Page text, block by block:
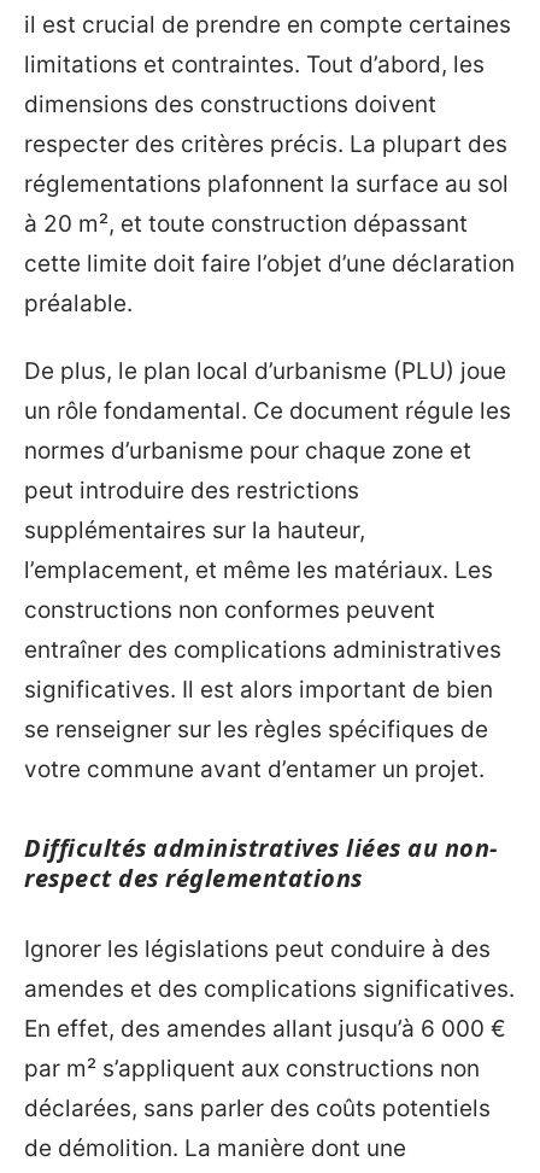
il est crucial de prendre en compte certaines
limitations et contraintes. Tout d’abord, les
dimensions des constructions doivent
respecter des critères précis. La plupart des
réglementations plafonnent la surface au sol
à 20 m², et toute construction dépassant
cette limite doit faire l’objet d’une déclaration
préalable.
De plus, le plan local d’urbanisme (PLU) joue
un rôle fondamental. Ce document régule les
normes d’urbanisme pour chaque zone et
peut introduire des restrictions
supplémentaires sur la hauteur,
l’emplacement, et même les matériaux. Les
constructions non conformes peuvent
entraîner des complications administratives
significatives. Il est alors important de bien
se renseigner sur les règles spécifiques de
votre commune avant d’entamer un projet.
Difficultés administratives liées au non-
respect des réglementations
Ignorer les législations peut conduire à des
amendes et des complications significatives.
En effet, des amendes allant jusqu’à 6 000 €
par m² s’appliquent aux constructions non
déclarées, sans parler des coûts potentiels
de démolition. La manière dont une